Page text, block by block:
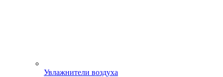
Увлажнители воздуха